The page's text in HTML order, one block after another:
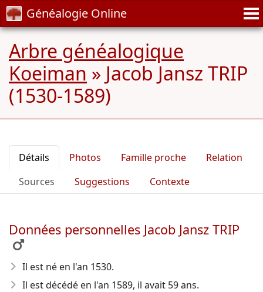
Généalogie Online
Arbre généalogique
Koeiman » Jacob Jansz TRIP
(1530-1589)
Détails Photos Famille proche
Relation
Sources
Suggestions Contexte
Données personnelles Jacob Jansz TRIP
Il est né en l'an 1530.
Il est décédé en l'an 1589, il avait 59 ans.